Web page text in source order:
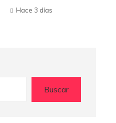
Hace 3 días
Buscar